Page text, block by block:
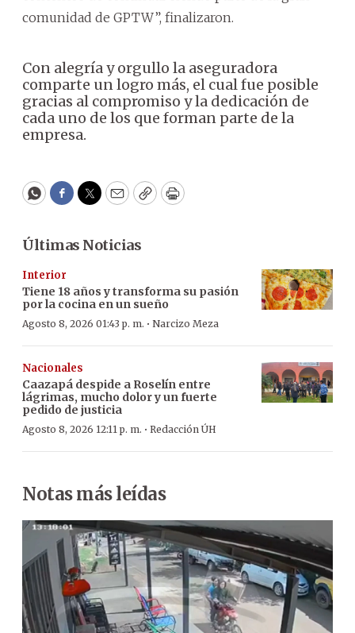
comunidad de GPTW”, finalizaron.
Con alegría y orgullo la aseguradora
comparte un logro más, el cual fue posible
gracias al compromiso y la dedicación de
cada uno de los que forman parte de la
empresa.
WhatsApp
Facebook
Twitter
EmailCopyPrint
Últimas Noticias
Interior
Tiene 18 años y transforma su pasión
por la cocina en un sueño
Agosto 8, 2026 01:43 p. m. · Narcizo Meza
Nacionales
Caazapá despide a Roselín entre
lágrimas, mucho dolor y un fuerte
pedido de justicia
Agosto 8, 2026 12:11 p. m. · Redacción ÚH
Notas más leídas